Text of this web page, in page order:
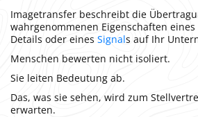
Imagetransfer beschreibt die
wahrgenommenen Eigenschaften
Details oder eines Signals auf Ihr
Menschen bewerten nicht isoliert.
Sie leiten Bedeutung ab.
Das, was sie sehen, wird zum
erwarten.